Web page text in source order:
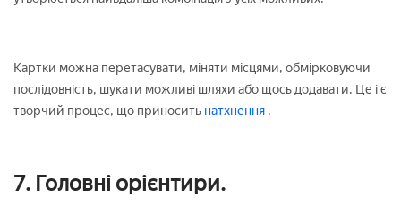
Картки можна перетасувати, міняти місцями, обмірковуючи
послідовність, шукати можливі шляхи або щось додавати. Це і є
творчий процес, що приносить натхнення .
7. Головні орієнтири.